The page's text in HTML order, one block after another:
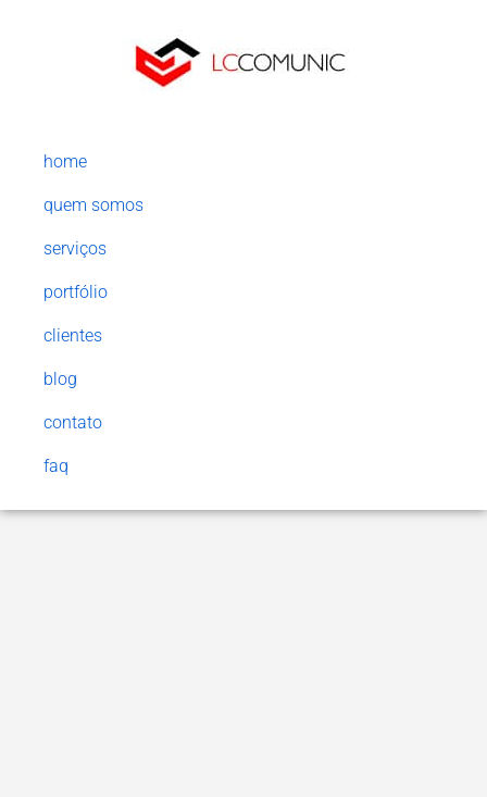
home
quem somos
serviços
portfólio
clientes
blog
contato
faq